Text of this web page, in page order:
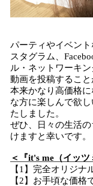
パーティやイベン
スタグラム、
ル・ネットワーキ
動画を投稿すること
本来かなり高価格
な方に楽しんで欲
たしました。
ぜひ、日々の生活
けますと幸いです。
＜『it's me（イッ
【1】完全オリジナ
【2】お手頃な価格